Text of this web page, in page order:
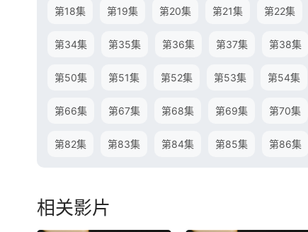
第18集 第19集 第20集 第21集 第22集
第34集 第35集 第36集 第37集 第38集
第50集 第51集 第52集 第53集 第54集
第66集 第67集 第68集 第69集 第70集
第82集 第83集 第84集 第85集 第86集
相关影片